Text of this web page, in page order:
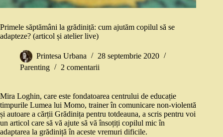
Primele săptămâni la grădiniță: cum ajutăm copilul să se
adapteze? (articol și atelier live)
Printesa Urbana
28 septembrie 2020
Parenting
2 comentarii
Mira Loghin, care este fondatoarea centrului de educație
timpurile Lumea lui Momo, trainer în comunicare non-violentă
și autoare a cărții Grădinița pentru totdeauna, a scris pentru voi
un articol care să vă ajute să vă însoțiți copilul mic în
adaptarea la grădiniță în aceste vremuri dificile.